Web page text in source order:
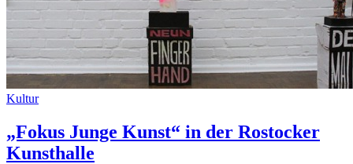
Kultur
„Fokus Junge Kunst“ in der Rostocker
Kunsthalle